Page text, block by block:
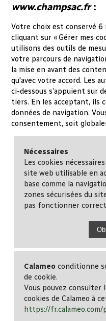
www.champsac.fr:
Votre choix est conservé 6
cliquant sur « Gérer mes
utilisons des outils de
votre parcours de
la mise en avant des
qu'avec votre accord. Les
ci-dessous s’appuient sur
tiers. En les acceptant, ils
données de navigation.
consentement, soit
Nécessaires
Les cookies
site web utilisable en
base comme la
zones sécurisées du
pas fonctionner
Calameo conditionne
de cookie.
Vous pouvez consulter
cookies de Calameo à
https://fr.calameo.com/